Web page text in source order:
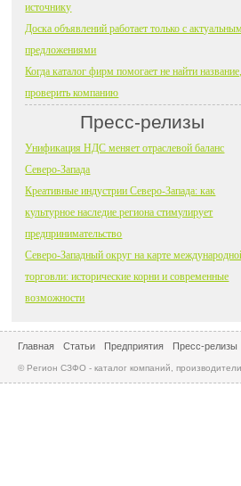
источнику
Доска объявлений работает только с
предложениями
Когда каталог фирм помогает не найти
проверить компанию
Пресс-релизы
Унификация НДС меняет отраслевой баланс
Северо-Запада
Креативные индустрии Северо-Запада: как
культурное наследие региона стимулирует
предпринимательство
Северо-Западный округ на карте
торговли: исторические корни и современные
возможности
Главная Статьи Предприятия Пресс-релизы
© Регион СЗФО - каталог компаний,